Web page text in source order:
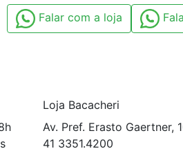
Falar com a loja
Loja Bacacheri
Av. Pref. Erasto Gaertner,
41 3351.4200